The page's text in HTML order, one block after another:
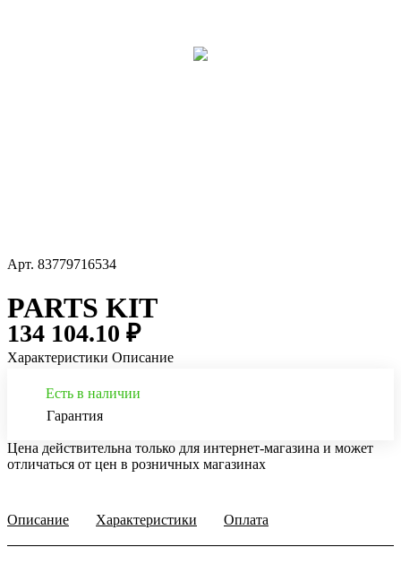
Арт. 83779716534
PARTS KIT
134 104.10 ₽
Характеристики Описание
Есть в наличии
Гарантия
Цена действительна только для интернет-магазина и может
отличаться от цен в розничных магазинах
Описание Характеристики Оплата